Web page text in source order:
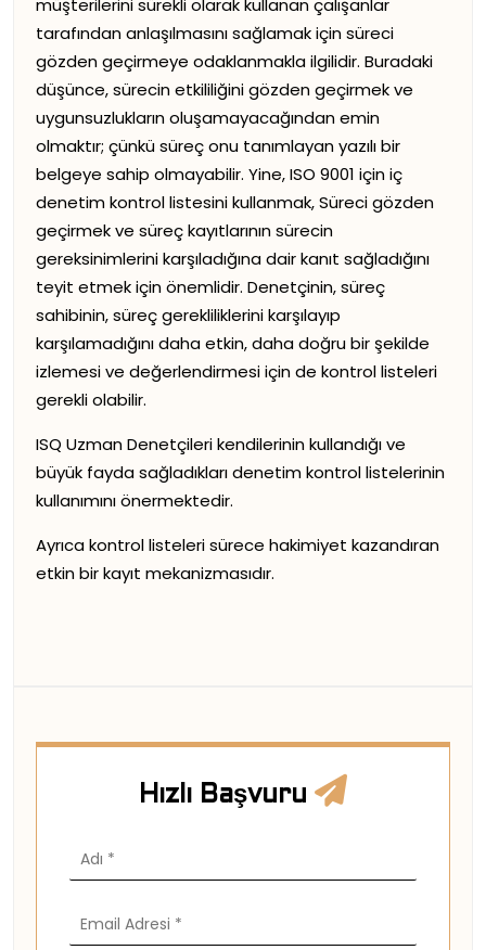
müşterilerini sürekli olarak kullanan çalışanlar
tarafından anlaşılmasını sağlamak için süreci
gözden geçirmeye odaklanmakla ilgilidir. Buradaki
düşünce, sürecin etkililiğini gözden geçirmek ve
uygunsuzlukların oluşamayacağından emin
olmaktır; çünkü süreç onu tanımlayan yazılı bir
belgeye sahip olmayabilir. Yine, ISO 9001 için iç
denetim kontrol listesini kullanmak, Süreci gözden
geçirmek ve süreç kayıtlarının sürecin
gereksinimlerini karşıladığına dair kanıt sağladığını
teyit etmek için önemlidir. Denetçinin, süreç
sahibinin, süreç gerekliliklerini karşılayıp
karşılamadığını daha etkin, daha doğru bir şekilde
izlemesi ve değerlendirmesi için de kontrol listeleri
gerekli olabilir.
ISQ Uzman Denetçileri kendilerinin kullandığı ve
büyük fayda sağladıkları denetim kontrol listelerinin
kullanımını önermektedir.
Ayrıca kontrol listeleri sürece hakimiyet kazandıran
etkin bir kayıt mekanizmasıdır.
Hızlı Başvuru